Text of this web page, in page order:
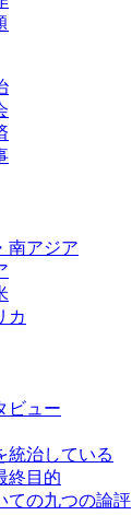
南アジア
カ
ビュー
統治している
終目的
ての九つの論評